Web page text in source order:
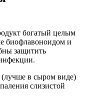
богатый целым
биофлавоноидом и
защитить
(лучше в сыром виде)
слизистой